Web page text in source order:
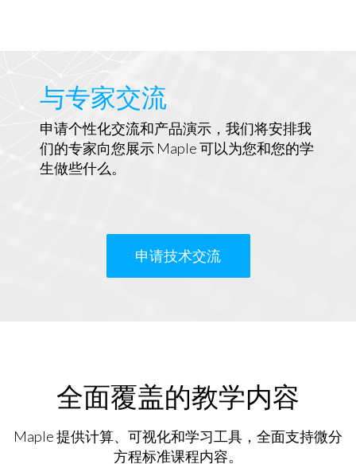
与专家交流
申请个性化交流和产品演示，我们将安排我
们的专家向您展示 Maple 可以为您和您的学
生做些什么。
申请技术交流
全面覆盖的教学内容
Maple 提供计算、可视化和学习工具，全面支持微分
方程标准课程内容。